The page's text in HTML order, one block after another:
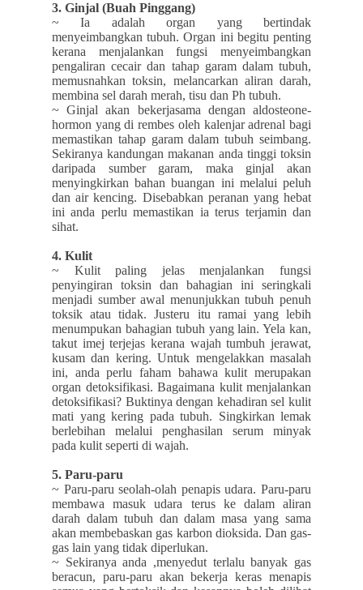
3. Ginjal (Buah Pinggang)
~ Ia adalah organ yang bertindak
menyeimbangkan tubuh. Organ ini begitu penting
kerana menjalankan fungsi menyeimbangkan
pengaliran cecair dan tahap garam dalam tubuh,
memusnahkan toksin, melancarkan aliran darah,
membina sel darah merah, tisu dan Ph tubuh.
~ Ginjal akan bekerjasama dengan aldosteone-
hormon yang di rembes oleh kalenjar adrenal bagi
memastikan tahap garam dalam tubuh seimbang.
Sekiranya kandungan makanan anda tinggi toksin
daripada sumber garam, maka ginjal akan
menyingkirkan bahan buangan ini melalui peluh
dan air kencing. Disebabkan peranan yang hebat
ini anda perlu memastikan ia terus terjamin dan
sihat.
4. Kulit
~ Kulit paling jelas menjalankan fungsi
penyingiran toksin dan bahagian ini seringkali
menjadi sumber awal menunjukkan tubuh penuh
toksik atau tidak. Justeru itu ramai yang lebih
menumpukan bahagian tubuh yang lain. Yela kan,
takut imej terjejas kerana wajah tumbuh jerawat,
kusam dan kering. Untuk mengelakkan masalah
ini, anda perlu faham bahawa kulit merupakan
organ detoksifikasi. Bagaimana kulit menjalankan
detoksifikasi? Buktinya dengan kehadiran sel kulit
mati yang kering pada tubuh. Singkirkan lemak
berlebihan melalui penghasilan serum minyak
pada kulit seperti di wajah.
5. Paru-paru
~ Paru-paru seolah-olah penapis udara. Paru-paru
membawa masuk udara terus ke dalam aliran
darah dalam tubuh dan dalam masa yang sama
akan membebaskan gas karbon dioksida. Dan gas-
gas lain yang tidak diperlukan.
~ Sekiranya anda ,menyedut terlalu banyak gas
beracun, paru-paru akan bekerja keras menapis